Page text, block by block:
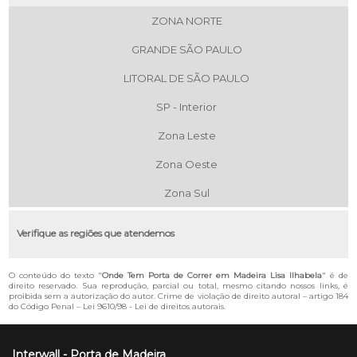
ZONA NORTE
GRANDE SÃO PAULO
LITORAL DE SÃO PAULO
SP - Interior
Zona Leste
Zona Oeste
Zona Sul
Verifique as regiões que atendemos
O conteúdo do texto "Onde Tem Porta de Correr em Madeira Lisa Ilhabela" é de
direito reservado. Sua reprodução, parcial ou total, mesmo citando nossos links, é
proibida sem a autorização do autor. Crime de violação de direito autoral – artigo 184
do Código Penal – Lei 9610/98 - Lei de direitos autorais.